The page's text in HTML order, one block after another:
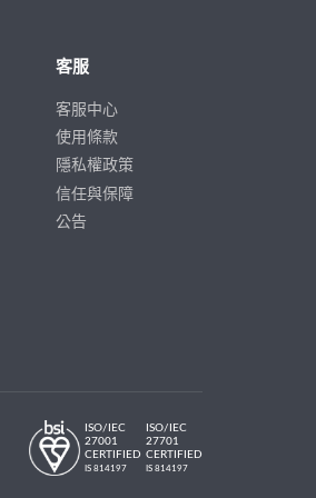
客服
客服中心
使用條款
隱私權政策
信任與保障
公告
ISO/IEC
27001
CERTIFIED
IS 814197
ISO/IEC
27701
CERTIFIED
IS 814197